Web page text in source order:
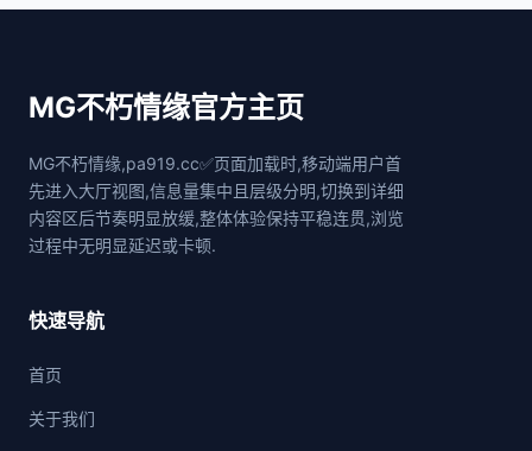
MG不朽情缘官方主页
MG不朽情缘,pa919.cc✅页面加载时,移动端用户首
先进入大厅视图,信息量集中且层级分明,切换到详细
内容区后节奏明显放缓,整体体验保持平稳连贯,浏览
过程中无明显延迟或卡顿.
快速导航
首页
关于我们